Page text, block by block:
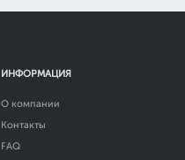
ИНФОРМАЦИЯ
О компании
Контакты
FAQ